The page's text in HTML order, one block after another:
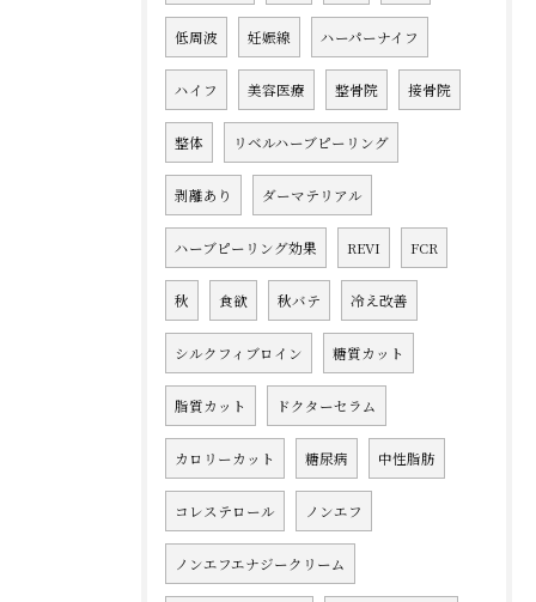
低周波 妊娠線 ハーパーナイフ
ハイフ 美容医療 整骨院 接骨院
整体 リベルハーブピーリング
剥離あり ダーマテリアル
ハーブピーリング効果 REVI FCR
秋 食欲 秋バテ 冷え改善
シルクフィブロイン 糖質カット
脂質カット ドクターセラム
カロリーカット 糖尿病 中性脂肪
コレステロール ノンエフ
ノンエフエナジークリーム